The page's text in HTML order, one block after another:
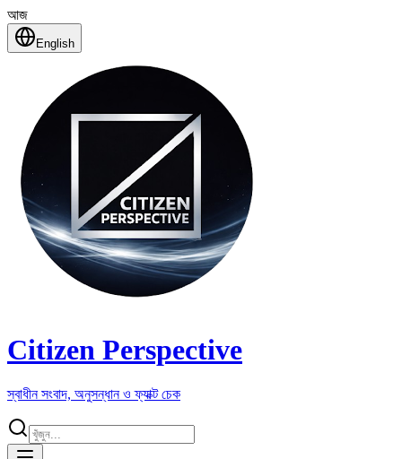
আজ
English
Citizen Perspective
স্বাধীন সংবাদ, অনুসন্ধান ও ফ্যাক্ট চেক